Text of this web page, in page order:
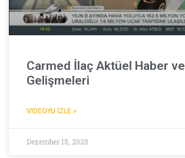
Carmed İlaç Aktüel Haber ve
Gelişmeleri
VIDEOYU İZLE »
Dezember 15, 2025